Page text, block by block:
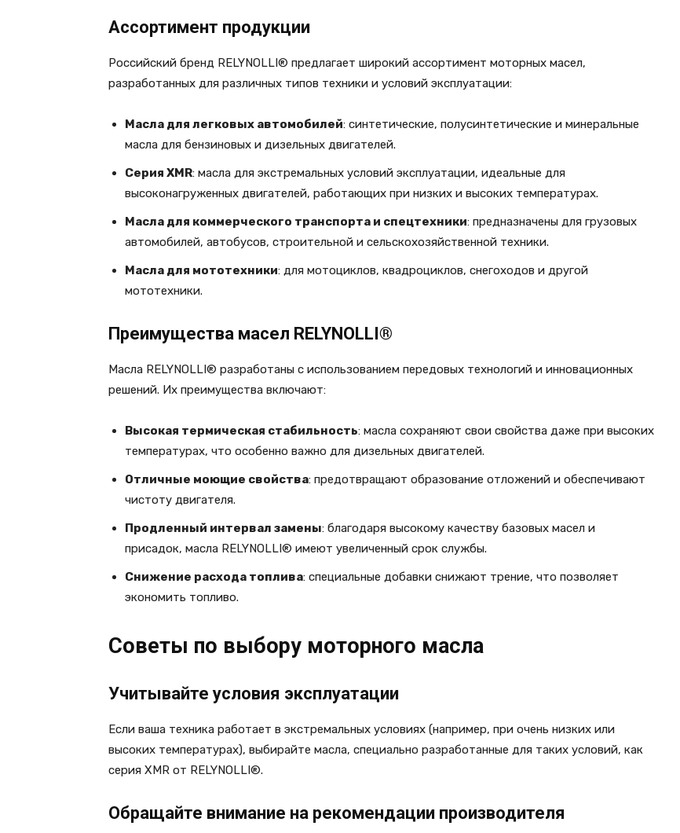
Ассортимент продукции
Российский бренд RELYNOLLI® предлагает широкий ассортимент моторных масел,
разработанных для различных типов техники и условий эксплуатации:
Масла для легковых автомобилей: синтетические, полусинтетические и минеральные
масла для бензиновых и дизельных двигателей.
Серия XMR: масла для экстремальных условий эксплуатации, идеальные для
высоконагруженных двигателей, работающих при низких и высоких температурах.
Масла для коммерческого транспорта и спецтехники: предназначены для грузовых
автомобилей, автобусов, строительной и сельскохозяйственной техники.
Масла для мототехники: для мотоциклов, квадроциклов, снегоходов и другой
мототехники.
Преимущества масел RELYNOLLI®
Масла RELYNOLLI® разработаны с использованием передовых технологий и инновационных
решений. Их преимущества включают:
Высокая термическая стабильность: масла сохраняют свои свойства даже при высоких
температурах, что особенно важно для дизельных двигателей.
Отличные моющие свойства: предотвращают образование отложений и обеспечивают
чистоту двигателя.
Продленный интервал замены: благодаря высокому качеству базовых масел и
присадок, масла RELYNOLLI® имеют увеличенный срок службы.
Снижение расхода топлива: специальные добавки снижают трение, что позволяет
экономить топливо.
Советы по выбору моторного масла
Учитывайте условия эксплуатации
Если ваша техника работает в экстремальных условиях (например, при очень низких или
высоких температурах), выбирайте масла, специально разработанные для таких условий, как
серия XMR от RELYNOLLI®.
Обращайте внимание на рекомендации производителя